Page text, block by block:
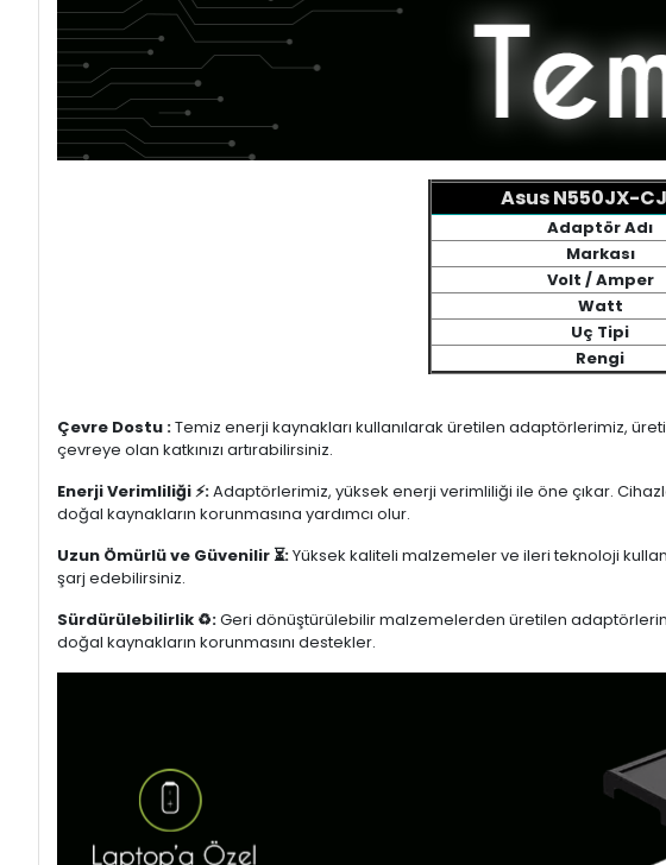
Asus N550JX-
Adaptör Adı
Markası
Volt / Amper
Watt
Uç Tipi
Rengi
Çevre Dostu :Temiz enerji kaynakları kullanılarak üretilen adaptörlerimiz,
çevreye olan katkınızı artırabilirsiniz.
Enerji Verimliliği ⚡:Adaptörlerimiz, yüksek enerji verimliliği ile öne çıkar.
doğal kaynakların korunmasına yardımcı olur.
Uzun Ömürlü ve Güvenilir ⏳:Yüksek kaliteli malzemeler ve ileri teknoloji
şarj edebilirsiniz.
Sürdürülebilirlik ♻️:Geri dönüştürülebilir malzemelerden üretilen
doğal kaynakların korunmasını destekler.